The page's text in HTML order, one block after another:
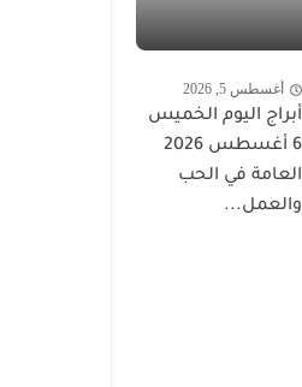
أغسطس 5, 2026
أبراج اليوم الخميس
6 أغسطس 2026
العامة في الحب
والعمل...